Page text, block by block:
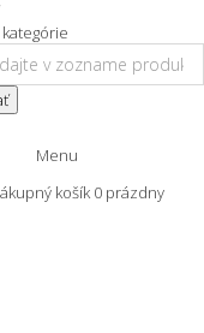
Menu
košík 0 prázdny